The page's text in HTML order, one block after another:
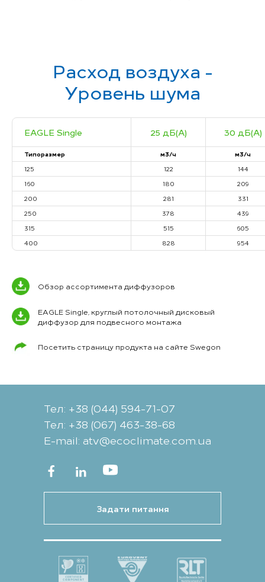
Расход воздуха -
Уровень шума
EAGLE Single 25 дБ(А) 30 дБ(А)
Типоразмер м3/ч
м3/ч
125
122
144
160
180
209
200
281
331
250
378
439
315
515
605
400
828 954
Обзор ассортимента диффузоров
EAGLE Single, круглый потолочный дисковый
диффузор для подвесного монтажа
Посетить страницу продукта на сайте Swegon
Тел: +38 (044) 594-71-07
Тел: +38 (067) 463-38-68
Е-mail: atv@ecoclimate.com.ua
Задати питання